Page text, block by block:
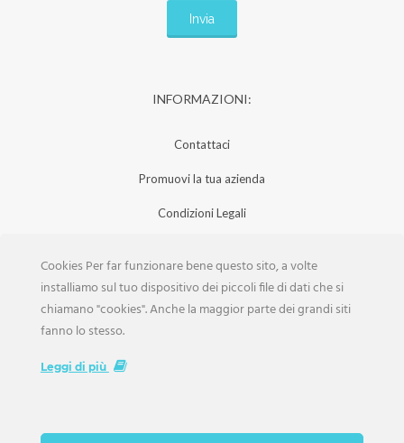
INFORMAZIONI:
Contattaci
Promuovi la tua azienda
Condizioni Legali
Iscrizione Aziende
Scarica la Rivista
Cookies Per far funzionare bene questo sito, a volte
installiamo sul tuo dispositivo dei piccoli file di dati che si
chiamano "cookies". Anche la maggior parte dei grandi siti
fanno lo stesso.
Leggi di più